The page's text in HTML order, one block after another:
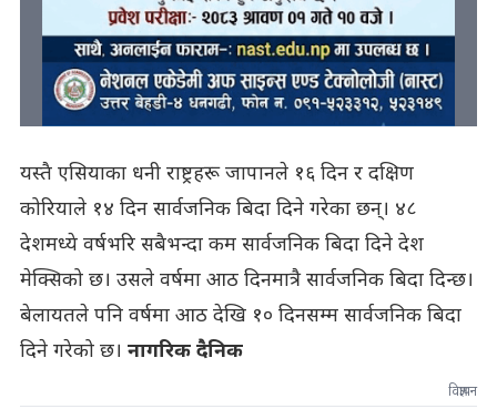
यस्तै एसियाका धनी राष्ट्रहरू जापानले १६ दिन र दक्षिण
कोरियाले १४ दिन सार्वजनिक बिदा दिने गरेका छन्। ४८
देशमध्ये वर्षभरि सबैभन्दा कम सार्वजनिक बिदा दिने देश
मेक्सिको छ। उसले वर्षमा आठ दिनमात्रै सार्वजनिक बिदा दिन्छ।
बेलायतले पनि वर्षमा आठ देखि १० दिनसम्म सार्वजनिक बिदा
दिने गरेको छ। नागरिक दैनिक
विज्ञापन